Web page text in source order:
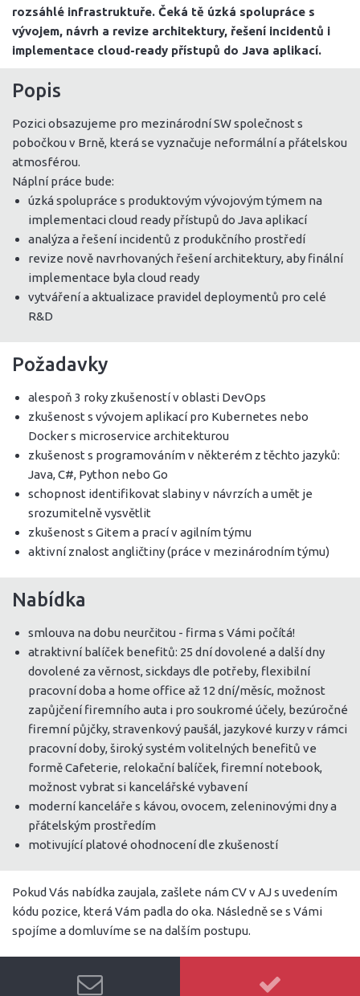
rozsáhlé infrastruktuře. Čeká tě úzká spolupráce s
vývojem, návrh a revize architektury, řešení incidentů i
implementace cloud-ready přístupů do Java aplikací.
Popis
Pozici obsazujeme pro mezinárodní SW společnost s
pobočkou v Brně, která se vyznačuje neformální a přátelskou
atmosférou.
Náplní práce bude:
úzká spolupráce s produktovým vývojovým týmem na
implementaci cloud ready přístupů do Java aplikací
analýza a řešení incidentů z produkčního prostředí
revize nově navrhovaných řešení architektury, aby finální
implementace byla cloud ready
vytváření a aktualizace pravidel deploymentů pro celé
R&D
Požadavky
alespoň 3 roky zkušeností v oblasti DevOps
zkušenost s vývojem aplikací pro Kubernetes nebo
Docker s microservice architekturou
zkušenost s programováním v některém z těchto jazyků:
Java, C#, Python nebo Go
schopnost identifikovat slabiny v návrzích a umět je
srozumitelně vysvětlit
zkušenost s Gitem a prací v agilním týmu
aktivní znalost angličtiny (práce v mezinárodním týmu)
Nabídka
smlouva na dobu neurčitou - firma s Vámi počítá!
atraktivní balíček benefitů: 25 dní dovolené a další dny
dovolené za věrnost, sickdays dle potřeby, flexibilní
pracovní doba a home office až 12 dní/měsíc, možnost
zapůjčení firemního auta i pro soukromé účely, bezúročné
firemní půjčky, stravenkový paušál, jazykové kurzy v rámci
pracovní doby, široký systém volitelných benefitů ve
formě Cafeterie, relokační balíček, firemní notebook,
možnost vybrat si kancelářské vybavení
moderní kanceláře s kávou, ovocem, zeleninovými dny a
přátelským prostředím
motivující platové ohodnocení dle zkušeností
Pokud Vás nabídka zaujala, zašlete nám CV v AJ s uvedením
kódu pozice, která Vám padla do oka. Následně se s Vámi
spojíme a domluvíme se na dalším postupu.